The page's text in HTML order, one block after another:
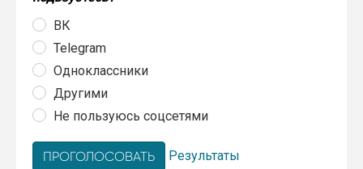
ВК
Telegram
Одноклассники
Другими
Не пользуюсь соцсетями
Результаты